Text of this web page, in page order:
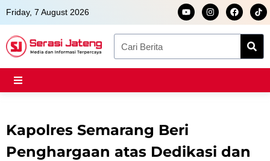
Skip
to
content
Friday, 7 August 2026
Y
o
t
e
I
n
s
t
r
a
F
a
c
e
o
k
Kapolres Semarang Beri
Penghargaan atas Dedikasi dan